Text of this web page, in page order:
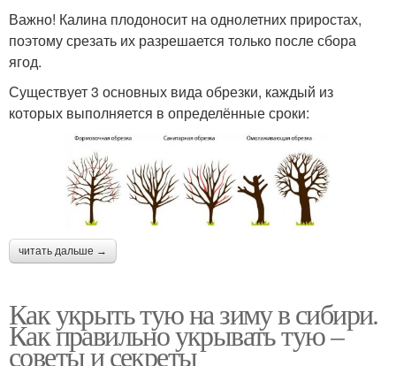
Важно! Калина плодоносит на однолетних приростах,
поэтому срезать их разрешается только после сбора
ягод.
Существует 3 основных вида обрезки, каждый из
которых выполняется в определённые сроки:
читать дальше →
Как укрыть тую на зиму в сибири.
Как правильно укрывать тую –
советы и секреты